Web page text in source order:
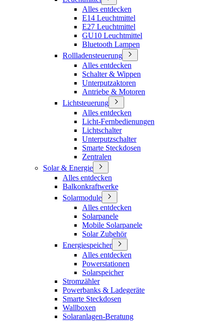
Alles entdecken
E14 Leuchtmittel
E27 Leuchtmittel
GU10 Leuchtmittel
Bluetooth Lampen
Rollladensteuerung
Alles entdecken
Schalter & Wippen
Unterputzaktoren
Antriebe & Motoren
Lichtsteuerung
Alles entdecken
Licht-Fernbedienungen
Lichtschalter
Unterputzschalter
Smarte Steckdosen
Zentralen
Solar & Energie
Alles entdecken
Balkonkraftwerke
Solarmodule
Alles entdecken
Solarpanele
Mobile Solarpanele
Solar Zubehör
Energiespeicher
Alles entdecken
Powerstationen
Solarspeicher
Stromzähler
Powerbanks & Ladegeräte
Smarte Steckdosen
Wallboxen
Solaranlagen-Beratung